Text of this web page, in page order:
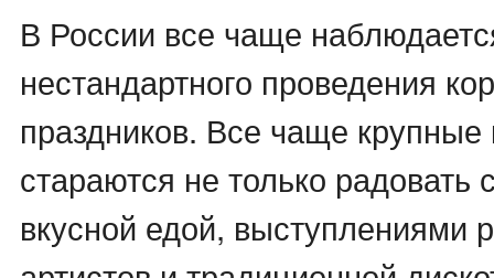
В России все чаще
нестандартного проведения
праздников. Все чаще
стараются не только радовать
вкусной едой, выступлениями